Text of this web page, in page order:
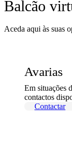
Balcão
Aceda aqui às suas
Avarias
Em situações
contactos
Contactar